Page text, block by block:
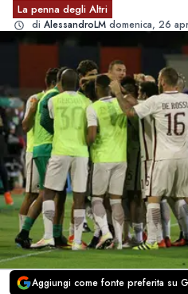
La penna degli Altri
di AlessandroLM domenica, 26
Aggiungi come fonte preferita su